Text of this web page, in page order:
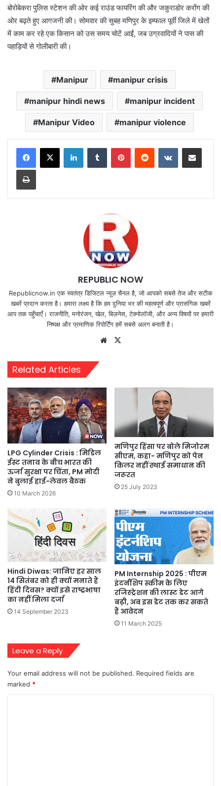
बोरोबेकरा पुलिस स्टेशन की ओर कई राउंड फायरिंग की और जकुराडोर करोंग की
ओर बढ़ते हुए आगजनी की। सोमवार की सुबह मणिपुर के इम्फाल पूर्वी जिले में खेतों
में काम कर रहे एक किसान को उस समय चोटें आईं, जब उग्रवादियों ने पास की
पहाड़ियों से गोलीबारी की।
Manipur manipur crisis
manipur hindi news manipur incident
Manipur Video manipur violence
LinkedInTumblr PinterestReddit VKontakteShare via Email
Print
REPUBLIC NOW
Republicnow.in एक स्वतंत्र डिजिटल न्यूज़ चैनल है, जो आपको सबसे तेज और सटीक
खबरें प्रदान करता है। हमारा लक्ष्य है कि हम दुनिया भर की महत्वपूर्ण और प्रासंगिक खबरें
आप तक पहुँचाएँ। राजनीति, मनोरंजन, खेल, बिज़नेस, टेक्नोलॉजी, और अन्य विषयों पर हमारी
निष्पक्ष और प्रमाणिक रिपोर्टिंग हमें सबसे अलग बनाती है।
Website
Related Articles
LPG Cylinder Crisis : मिडिल
ईस्ट तनाव के बीच भारत की
ऊर्जा सुरक्षा पर चिंता, PM मोदी
ने बुलाई हाई-लेवल बैठक
10 March 2026
मणिपुर हिंसा पर बोले मिजोरम
सीएम, कहा- मणिपुर को पेन
किलर नहीं स्थाई समाधान की
जरूरत
25 July 2023
Hindi Diwas: जानिए हर साल
14 सितंबर को ही क्यों मनाते हैं
हिंदी दिवस? क्यों इसे राष्ट्रभाषा
का नहीं मिला दर्जा
14 September 2023
PM Internship 2025 : पीएम
इंटर्नशिप स्कीम के लिए
रजिस्ट्रेशन की लास्ट डेट आगे
बढ़ी, अब इस डेट तक कर सकते
हैं आवेदन
11 March 2025
Leave a Reply
Your email address will not be published. Required fields are
marked *